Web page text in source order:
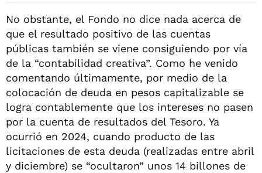
No obstante, el Fondo no dice nada acerca de
que el resultado positivo de las cuentas
públicas también se viene consiguiendo por vía
de la “contabilidad creativa”. Como he venido
comentando últimamente, por medio de la
colocación de deuda en pesos capitalizable se
logra contablemente que los intereses no pasen
por la cuenta de resultados del Tesoro. Ya
ocurrió en 2024, cuando producto de las
licitaciones de esta deuda (realizadas entre abril
y diciembre) se “ocultaron” unos 14 billones de